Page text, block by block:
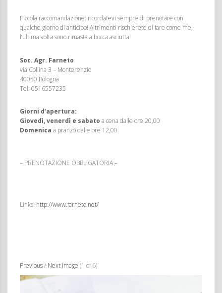
Piccola raccomandazione: ricordatevi sempre di prenotare con
qualche giorno di anticipo! Altrimenti rischierete di fare come me,
l’ultima volta sono rimasta a bocca asciutta!
Soc. Agr. Farneto
via Collina 3 – Monterenzio
40050 Bologna
Tel: 0516557235
Giorni d’apertura:
Giovedì, venerdì e sabato a cena dalle ore 20,00
Domenica a pranzo dalle ore 12,00
– PRENOTAZIONE OBBLIGATORIA –
Links: http://www.farneto.net/
Previous/ Next Image (1 of 6)